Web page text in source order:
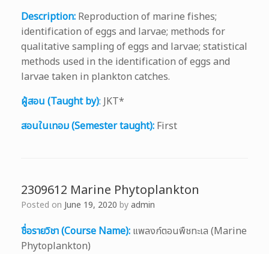
Description: Reproduction of marine fishes;
identification of eggs and larvae; methods for
qualitative sampling of eggs and larvae; statistical
methods used in the identification of eggs and
larvae taken in plankton catches.
ผู้สอน (Taught by): JKT*
สอนในเทอม (Semester taught): First
2309612 Marine Phytoplankton
Posted on June 19, 2020 byadmin
ชื่อรายวิชา (Course Name): แพลงก์ตอนพืชทะเล (Marine
Phytoplankton)